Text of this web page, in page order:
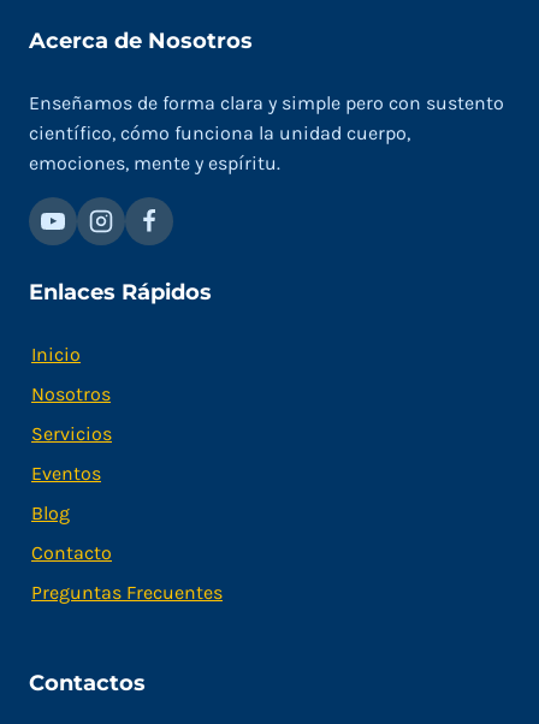
Acerca de Nosotros
Enseñamos de forma clara y simple pero con sustento
científico, cómo funciona la unidad cuerpo,
emociones, mente y espíritu.
Enlaces Rápidos
Inicio
Nosotros
Servicios
Eventos
Blog
Contacto
Preguntas Frecuentes
Contactos